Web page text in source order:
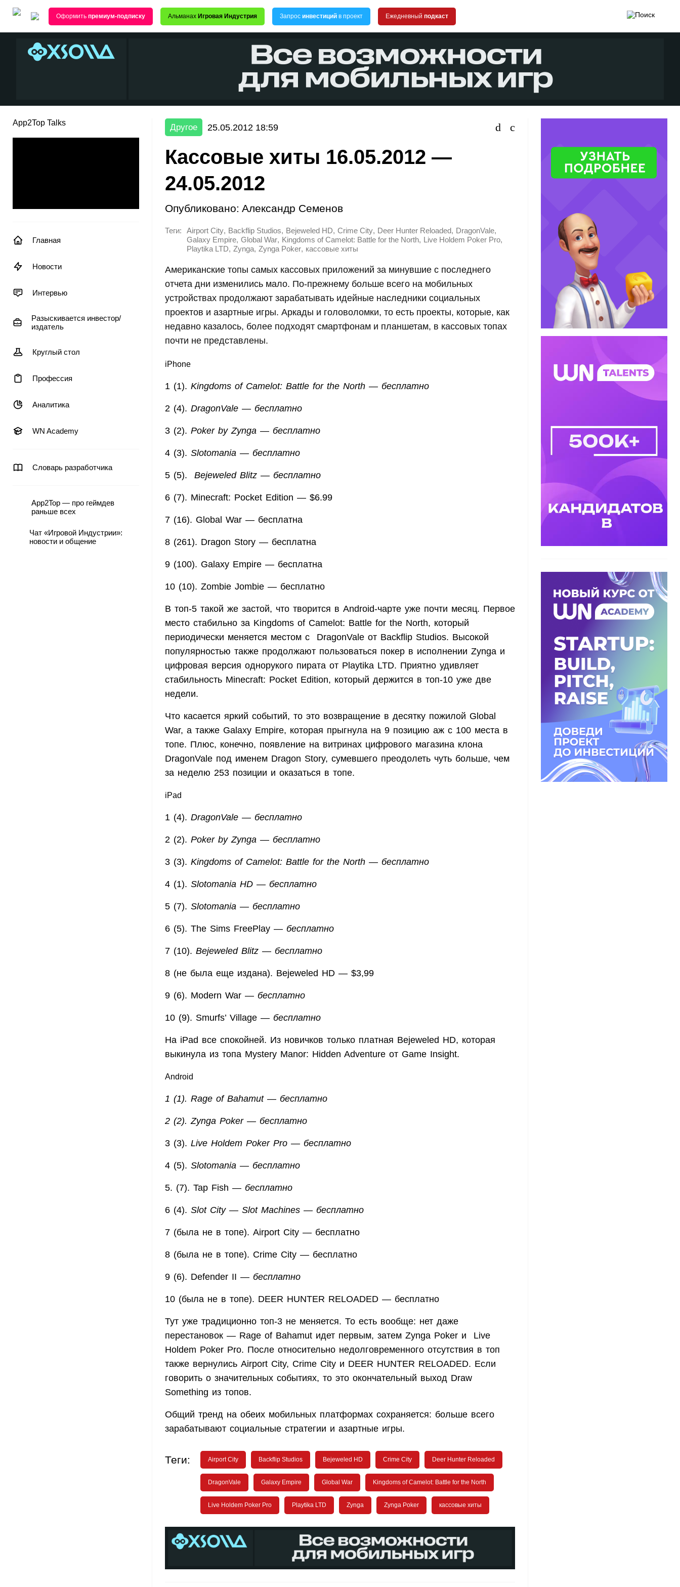
Оформить премиум-подписку Альманах Игровая Индустрия Запрос инвестиций в проект Ежедневный подкаст
App2Top Talks
Главная
Новости
Интервью
Разыскивается инвестор/
издатель
Круглый стол
Профессия
Аналитика
WN Academy
Словарь разработчика
App2Top — про геймдев
раньше всех
Чат «Игровой Индустрии»:
новости и общение
Другое 25.05.2012 18:59
Кассовые хиты 16.05.2012 —
24.05.2012
Опубликовано: Александр Семенов
Теги: Airport City, Backflip Studios, Bejeweled HD, Crime City, Deer Hunter Reloaded, DragonVale,
Galaxy Empire, Global War, Kingdoms of Camelot: Battle for the North, Live Holdem Poker Pro,
Playtika LTD, Zynga, Zynga Poker, кассовые хиты
Американские топы самых кассовых приложений за минувшие с последнего
отчета дни изменились мало. По-прежнему больше всего на мобильных
устройствах продолжают зарабатывать идейные наследники социальных
проектов и азартные игры. Аркады и головоломки, то есть проекты, которые, как
недавно казалось, более подходят смартфонам и планшетам, в кассовых топах
почти не представлены.
iPhone
1 (1). Kingdoms of Camelot: Battle for the North — бесплатно
2 (4). DragonVale — бесплатно
3 (2). Poker by Zynga — бесплатно
4 (3). Slotomania — бесплатно
5 (5). Bejeweled Blitz — бесплатно
6 (7). Minecraft: Pocket Edition — $6.99
7 (16). Global War — бесплатна
8 (261). Dragon Story — бесплатна
9 (100). Galaxy Empire — бесплатна
10 (10). Zombie Jombie — бесплатно
В топ-5 такой же застой, что творится в Android-чарте уже почти месяц. Первое
место стабильно за Kingdoms of Camelot: Battle for the North, который
периодически меняется местом с DragonVale от Backflip Studios. Высокой
популярностью также продолжают пользоваться покер в исполнении Zynga и
цифровая версия однорукого пирата от Playtika LTD. Приятно удивляет
стабильность Minecraft: Pocket Edition, который держится в топ-10 уже две
недели.
Что касается яркий событий, то это возвращение в десятку пожилой Global
War, а также Galaxy Empire, которая прыгнула на 9 позицию аж с 100 места в
топе. Плюс, конечно, появление на витринах цифрового магазина клона
DragonVale под именем Dragon Story, сумевшего преодолеть чуть больше, чем
за неделю 253 позиции и оказаться в топе.
iPad
1 (4). DragonVale — бесплатно
2 (2). Poker by Zynga — бесплатно
3 (3). Kingdoms of Camelot: Battle for the North — бесплатно
4 (1). Slotomania HD — бесплатно
5 (7). Slotomania — бесплатно
6 (5). The Sims FreePlay — бесплатно
7 (10). Bejeweled Blitz — бесплатно
8 (не была еще издана). Bejeweled HD — $3,99
9 (6). Modern War — бесплатно
10 (9). Smurfs’ Village — бесплатно
На iPad все спокойней. Из новичков только платная Bejeweled HD, которая
выкинула из топа Mystery Manor: Hidden Adventure от Game Insight.
Android
1 (1). Rage of Bahamut — бесплатно
2 (2). Zynga Poker — бесплатно
3 (3). Live Holdem Poker Pro — бесплатно
4 (5). Slotomania — бесплатно
5. (7). Tap Fish — бесплатно
6 (4). Slot City — Slot Machines — бесплатно
7 (была не в топе). Airport City — бесплатно
8 (была не в топе). Crime City — бесплатно
9 (6). Defender II — бесплатно
10 (была не в топе). DEER HUNTER RELOADED — бесплатно
Тут уже традиционно топ-3 не меняется. То есть вообще: нет даже
перестановок — Rage of Bahamut идет первым, затем Zynga Poker и Live
Holdem Poker Pro. После относительно недолговременного отсутствия в топ
также вернулись Airport City, Crime City и DEER HUNTER RELOADED. Если
говорить о значительных событиях, то это окончательный выход Draw
Something из топов.
Общий тренд на обеих мобильных платформах сохраняется: больше всего
зарабатывают социальные стратегии и азартные игры.
Теги: Airport City Backflip Studios Bejeweled HD Crime City Deer Hunter Reloaded
DragonVale Galaxy Empire Global War Kingdoms of Camelot: Battle for the North
Live Holdem Poker Pro Playtika LTD Zynga Zynga Poker кассовые хиты